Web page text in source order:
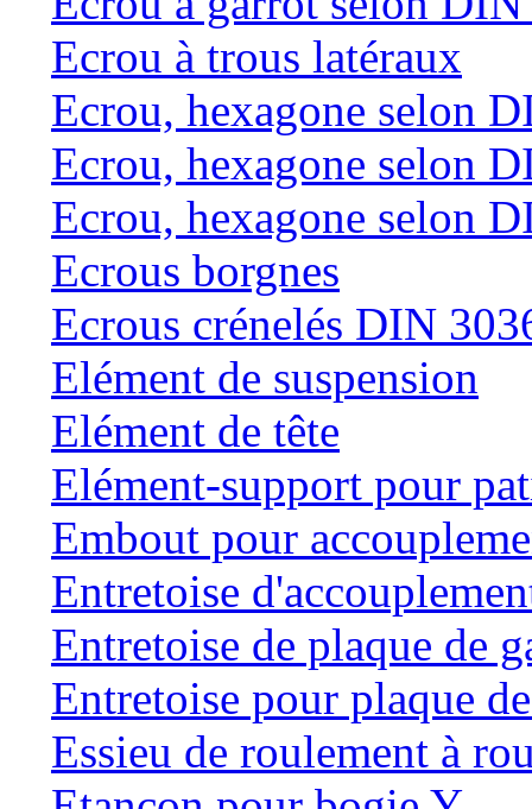
Ecrou à trous latéraux
Ecrou, hexagone selon
Ecrou, hexagone selon
Ecrou, hexagone selon
Ecrous borgnes
Ecrous crénelés DIN
Elément de suspension
Elément de tête
Elément-support pour
Embout pour
Entretoise
Entretoise de plaque de
Entretoise pour plaque
Essieu de roulement à